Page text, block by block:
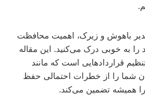
باهوش و زیرک، اهمیت محافظت
به خوبی درک می‌کنید. این مقاله
قراردادهایی است که مانند
شما را از خطرات احتمالی حفظ
همیشه تضمین می‌کند.